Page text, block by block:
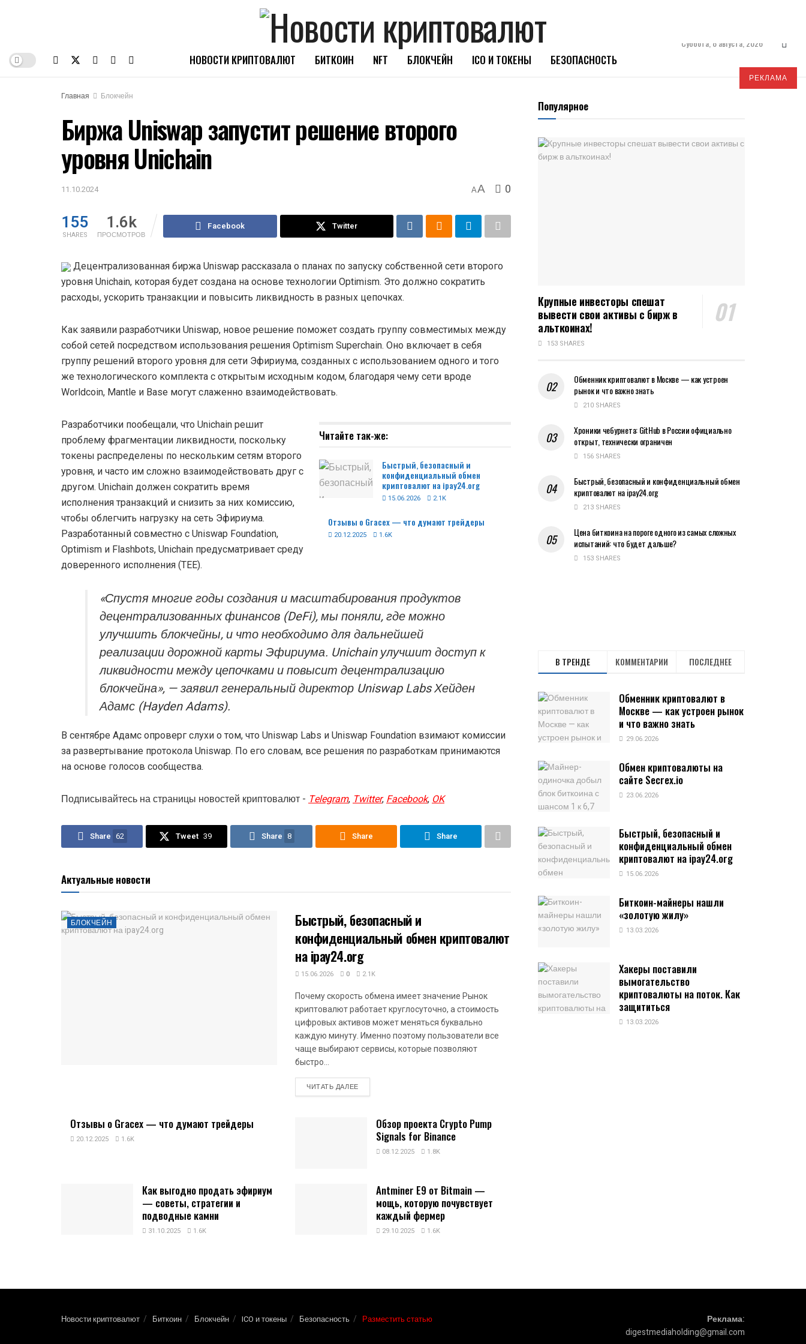
НОВОСТИ КРИПТОВАЛЮТ БИТКОИН NFT БЛОКЧЕЙН ICO И ТОКЕНЫ БЕЗОПАСНОСТЬ
Суббота, 8 августа, 2026
РЕКЛАМА
Главная
Блокчейн
Биржа Uniswap запустит решение второго
уровня Unichain
11.10.2024 AA 0
155
SHARES
1.6k
ПРОСМОТРОВ
Facebook Twitter
Децентрализованная биржа Uniswap рассказала о планах по запуску собственной сети второго
уровня Unichain, которая будет создана на основе технологии Optimism. Это должно сократить
расходы, ускорить транзакции и повысить ликвидность в разных цепочках.
Как заявили разработчики Uniswap, новое решение поможет создать группу совместимых между
собой сетей посредством использования решения Optimism Superchain. Оно включает в себя
группу решений второго уровня для сети Эфириума, созданных с использованием одного и того
же технологического комплекта с открытым исходным кодом, благодаря чему сети вроде
Worldcoin, Mantle и Base могут слаженно взаимодействовать.
Читайте так-же:
Быстрый, безопасный и
конфиденциальный обмен
криптовалют на ipay24.org
15.06.2026 2.1K
Отзывы о Gracex — что думают трейдеры
20.12.2025 1.6K
Разработчики пообещали, что Unichain решит
проблему фрагментации ликвидности, поскольку
токены распределены по нескольким сетям второго
уровня, и часто им сложно взаимодействовать друг с
другом. Unichain должен сократить время
исполнения транзакций и снизить за них комиссию,
чтобы облегчить нагрузку на сеть Эфириума.
Разработанный совместно с Uniswap Foundation,
Optimism и Flashbots, Unichain предусматривает среду
доверенного исполнения (TEE).
«Спустя многие годы создания и масштабирования продуктов
децентрализованных финансов (DeFi), мы поняли, где можно
улучшить блокчейны, и что необходимо для дальнейшей
реализации дорожной карты Эфириума. Unichain улучшит доступ к
ликвидности между цепочками и повысит децентрализацию
блокчейна», — заявил генеральный директор Uniswap Labs Хейден
Адамс (Hayden Adams).
В сентябре Адамс опроверг слухи о том, что Uniswap Labs и Uniswap Foundation взимают комиссии
за развертывание протокола Uniswap. По его словам, все решения по разработкам принимаются
на основе голосов сообщества.
Подписывайтесь на страницы новостей криптовалют - Telegram, Twitter, Facebook, OK
Share 62 Tweet 39 Share 8 Share Share
Актуальные новости
БЛОКЧЕЙН
Быстрый, безопасный и
конфиденциальный обмен криптовалют
на ipay24.org
15.06.2026 0 2.1K
Почему скорость обмена имеет значение Рынок
криптовалют работает круглосуточно, а стоимость
цифровых активов может меняться буквально
каждую минуту. Именно поэтому пользователи все
чаще выбирают сервисы, которые позволяют
быстро...
ЧИТАТЬ ДАЛЕЕDETAILS
Отзывы о Gracex — что думают трейдеры
20.12.2025 1.6K
Обзор проекта Crypto Pump
Signals for Binance
08.12.2025 1.8K
Как выгодно продать эфириум
— советы, стратегии и
подводные камни
31.10.2025 1.6K
Antminer E9 от Bitmain —
мощь, которую почувствует
каждый фермер
29.10.2025 1.6K
Популярное
Крупные инвесторы спешат
вывести свои активы с бирж в
альткоинах!
153 SHARES
Обменник криптовалют в Москве — как устроен
рынок и что важно знать
210 SHARES
Хроники чебурнета: GitHub в России официально
открыт, технически ограничен
156 SHARES
Быстрый, безопасный и конфиденциальный обмен
криптовалют на ipay24.org
213 SHARES
Цена биткоина на пороге одного из самых сложных
испытаний: что будет дальше?
153 SHARES
В ТРЕНДЕ КОММЕНТАРИИ ПОСЛЕДНЕЕ
Обменник криптовалют в
Москве — как устроен рынок
и что важно знать
29.06.2026
Обмен криптовалюты на
сайте Secrex.io
23.06.2026
Быстрый, безопасный и
конфиденциальный обмен
криптовалют на ipay24.org
15.06.2026
Биткоин-майнеры нашли
«золотую жилу»
13.03.2026
Хакеры поставили
вымогательство
криптовалюты на поток. Как
защититься
13.03.2026
Новости криптовалют Биткоин Блокчейн ICO и токены Безопасность Разместить статью
Реклама:
digestmediaholding@gmail.com